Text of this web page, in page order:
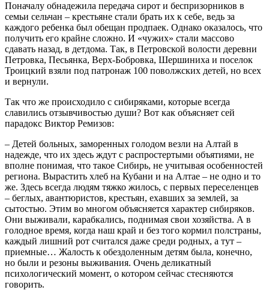
Поначалу обнадежила передача сирот и беспризорников в
семьи сельчан – крестьяне стали брать их к себе, ведь за
каждого ребенка был обещан продпаек. Однако оказалось, что
получить его крайне сложно. И «чужих» стали массово
сдавать назад, в детдома. Так, в Петровской волости деревни
Петровка, Песьянка, Верх-Бобровка, Шершиниха и поселок
Троицкий взяли под патронаж 100 поволжских детей, но всех
и вернули.
Так что же происходило с сибиряками, которые всегда
славились отзывчивостью души? Вот как объясняет сей
парадокс Виктор Ремизов:
– Детей больных, заморенных голодом везли на Алтай в
надежде, что их здесь ждут с распростертыми объятиями, не
вполне понимая, что такое Сибирь, не учитывая особенностей
региона. Вырастить хлеб на Кубани и на Алтае – не одно и то
же. Здесь всегда людям тяжко жилось, с первых переселенцев
– беглых, авантюристов, крестьян, ехавших за землей, за
сытостью. Этим во многом объясняется характер сибиряков.
Они выживали, карабкались, поднимая свои хозяйства. А в
голодное время, когда наш край и без того кормил полстраны,
каждый лишний рот считался даже среди родных, а тут –
приемные… Жалость к обездоленным детям была, конечно,
но были и резоны выживания. Очень деликатный
психологический момент, о котором сейчас стесняются
говорить.